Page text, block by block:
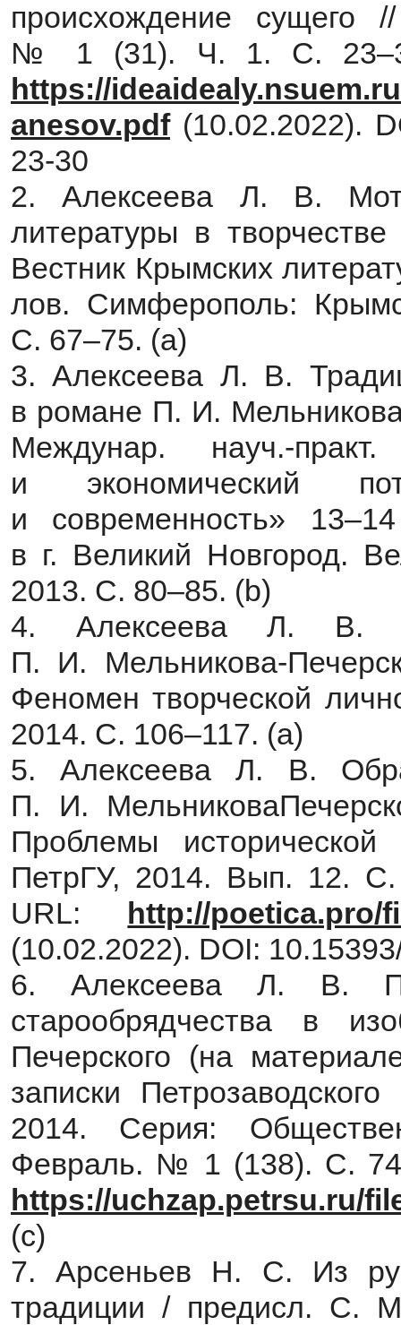
происхождение
№ 1 (31). Ч. 1. С. 23–30
https://
anesov.pdf(10.02.2022).
23-30
2. Алексеева Л. В.
литературы в
Вестник Крымских
лов. Симферополь:
С. 67–75. (a)
3. Алексеева Л. В.
в романе П. И.
Междунар. науч.-
и экономический
и современность»
в г. Великий Новгород.
2013. С. 80–85. (b)
4. Алексеева Л. В.
П. И. Мельникова-
Феномен творческой
2014. С. 106–117. (a)
5. Алексеева Л. В.
П. И.
Проблемы исторической
ПетрГУ, 2014. Вып. 12. С.
URL:
http://poetica.pro/
(10.02.2022). DOI:
6. Алексеева Л. В.
старообрядчества в
Печерского (на
записки Петрозаводского
2014. Серия:
Февраль. № 1 (138). С.
https://uchzap.petrsu.ru/
(c)
7. Арсеньев Н. С. Из
традиции / предисл. С.